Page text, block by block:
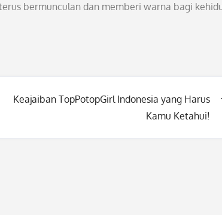
bermunculan dan memberi warna bagi
Keajaiban TopPotopGirl Indonesia yang Harus
Kamu Ketahui!